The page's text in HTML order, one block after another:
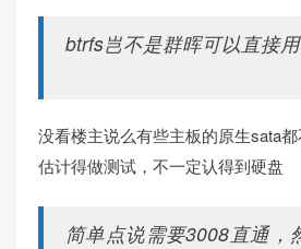
btrfs岂不是群晖可以直接
没看楼主说么有些主板的原生sata都
估计得做测试，不一定认得到硬盘
简单点说需要3008直通，